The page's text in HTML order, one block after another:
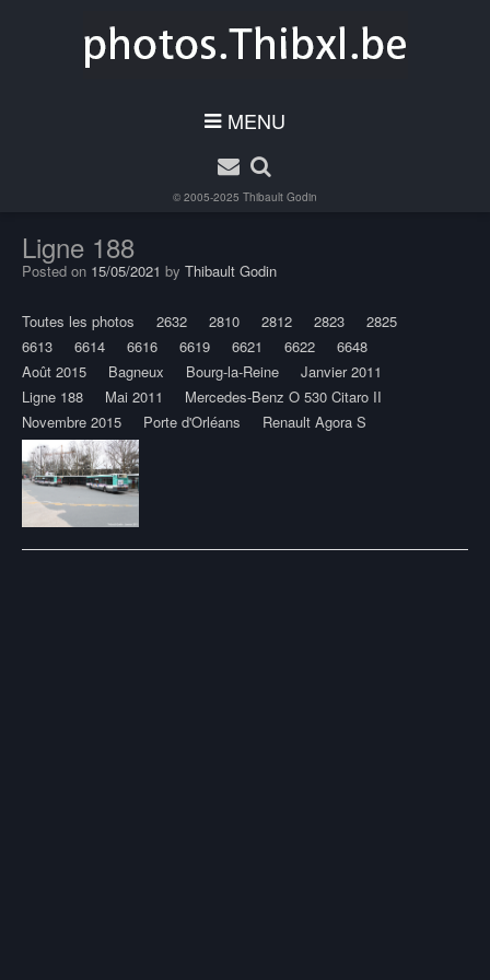
MENU
© 2005-2025 Thibault Godin
Ligne 188
Posted on 15/05/2021 by Thibault Godin
Toutes les photos 2632 2810 2812 2823
2825
6613
6614 6616 6619 6621 6622
6648
Août 2015
Bagneux Bourg-la-Reine
Janvier 2011
Ligne 188
Mai 2011
Mercedes-Benz O 530 Citaro II
Novembre 2015
Porte d'Orléans Renault Agora S
Post